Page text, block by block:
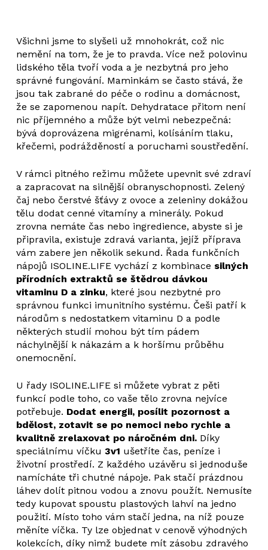
Žádné produkty v košíku.
Všichni jsme to slyšeli už mnohokrát, což nic
nemění na tom, že je to pravda. Více než polovinu
lidského těla tvoří voda a je nezbytná pro jeho
správné fungování. Maminkám se často stává, že
jsou tak zabrané do péče o rodinu a domácnost,
že se zapomenou napít. Dehydratace přitom není
nic příjemného a může být velmi nebezpečná:
bývá doprovázena migrénami, kolísáním tlaku,
křečemi, podrážděností a poruchami soustředění.
V rámci pitného režimu můžete upevnit své zdraví
a zapracovat na silnější obranyschopnosti. Zelený
čaj nebo čerstvé šťávy z ovoce a zeleniny dokážou
tělu dodat cenné vitamíny a minerály. Pokud
zrovna nemáte čas nebo ingredience, abyste si je
připravila, existuje zdravá varianta, jejíž příprava
vám zabere jen několik sekund. Řada funkčních
nápojů ISOLINE.LIFE vychází z kombinace silných
přírodních extraktů se štědrou dávkou
vitaminu D a zinku, které jsou nezbytné pro
správnou funkci imunitního systému. Češi patří k
národům s nedostatkem vitaminu D a podle
některých studií mohou být tím pádem
náchylnější k nákazám a k horšímu průběhu
onemocnění.
U řady ISOLINE.LIFE si můžete vybrat z pěti
funkcí podle toho, co vaše tělo zrovna nejvíce
potřebuje. Dodat energii, posílit pozornost a
bdělost, zotavit se po nemoci nebo rychle a
kvalitně zrelaxovat po náročném dni.Díky
speciálnímu víčku 3v1 ušetříte čas, peníze i
životní prostředí. Z každého uzávěru si jednoduše
namícháte tři chutné nápoje. Pak stačí prázdnou
láhev dolít pitnou vodou a znovu použít. Nemusíte
tedy kupovat spoustu plastových lahví na jedno
použití. Místo toho vám stačí jedna, na níž pouze
měníte víčka. Ty lze objednat v cenově výhodných
kolekcích, díky nimž budete mít zásobu zdravého